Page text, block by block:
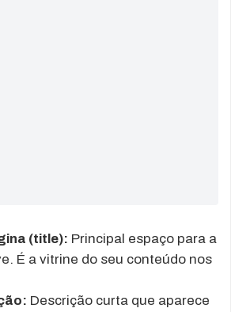
(title): Principal espaço para a
É a vitrine do seu conteúdo nos
Descrição curta que aparece